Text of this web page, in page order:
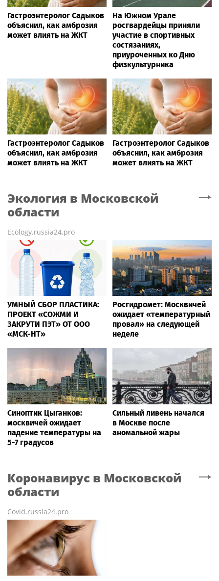
Гастроэнтеролог Садыков
объяснил, как амброзия
может влиять на ЖКТ
На Южном Урале
росгвардейцы приняли
участие в спортивных
состязаниях,
приуроченных ко Дню
физкультурника
Гастроэнтеролог Садыков
объяснил, как амброзия
может влиять на ЖКТ
Гастроэнтеролог Садыков
объяснил, как амброзия
может влиять на ЖКТ
Экология в Московской
области
Ecology.russia24.pro
УМНЫЙ СБОР ПЛАСТИКА:
ПРОЕКТ «СОЖМИ И
ЗАКРУТИ ПЭТ» ОТ ООО
«МСК-НТ»
Росгидромет: Москвичей
ожидает «температурный
провал» на следующей
неделе
Синоптик Цыганков:
москвичей ожидает
падение температуры на
5-7 градусов
Сильный ливень начался
в Москве после
аномальной жары
Коронавирус в Московской
области
Covid.russia24.pro